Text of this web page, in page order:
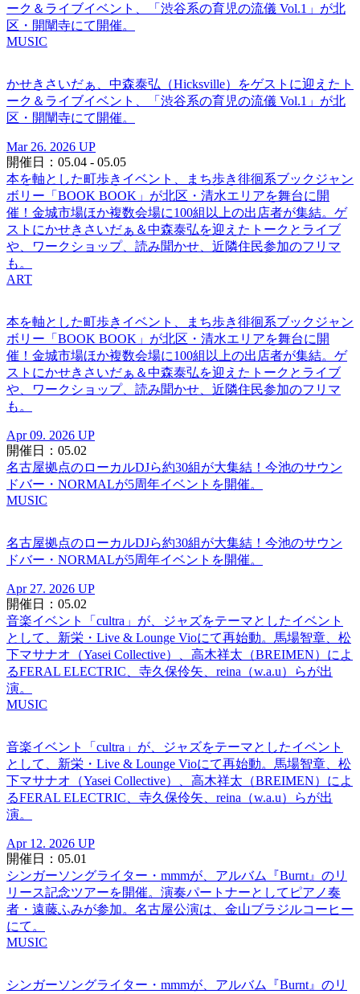
ーク＆ライブイベント、「渋谷系の育児の流儀 Vol.1」が北
区・開闡寺にて開催。
MUSIC
かせきさいだぁ、中森泰弘（Hicksville）をゲストに迎えたト
ーク＆ライブイベント、「渋谷系の育児の流儀 Vol.1」が北
区・開闡寺にて開催。
Mar 26. 2026 UP
開催日：05.04 - 05.05
本を軸とした町歩きイベント、まち歩き徘徊系ブックジャン
ボリー「BOOK BOOK」が北区・清水エリアを舞台に開
催！金城市場ほか複数会場に100組以上の出店者が集結。ゲ
ストにかせきさいだぁ＆中森泰弘を迎えたトークとライブ
や、ワークショップ、読み聞かせ、近隣住民参加のフリマ
も。
ART
本を軸とした町歩きイベント、まち歩き徘徊系ブックジャン
ボリー「BOOK BOOK」が北区・清水エリアを舞台に開
催！金城市場ほか複数会場に100組以上の出店者が集結。ゲ
ストにかせきさいだぁ＆中森泰弘を迎えたトークとライブ
や、ワークショップ、読み聞かせ、近隣住民参加のフリマ
も。
Apr 09. 2026 UP
開催日：05.02
名古屋拠点のローカルDJら約30組が大集結！今池のサウン
ドバー・NORMALが5周年イベントを開催。
MUSIC
名古屋拠点のローカルDJら約30組が大集結！今池のサウン
ドバー・NORMALが5周年イベントを開催。
Apr 27. 2026 UP
開催日：05.02
音楽イベント「cultra」が、ジャズをテーマとしたイベント
として、新栄・Live & Lounge Vioにて再始動。馬場智章、松
下マサナオ（Yasei Collective）、高木祥太（BREIMEN）によ
るFERAL ELECTRIC、寺久保伶矢、reina（w.a.u）らが出
演。
MUSIC
音楽イベント「cultra」が、ジャズをテーマとしたイベント
として、新栄・Live & Lounge Vioにて再始動。馬場智章、松
下マサナオ（Yasei Collective）、高木祥太（BREIMEN）によ
るFERAL ELECTRIC、寺久保伶矢、reina（w.a.u）らが出
演。
Apr 12. 2026 UP
開催日：05.01
シンガーソングライター・mmmが、アルバム『Burnt』のリ
リース記念ツアーを開催。演奏パートナーとしてピアノ奏
者・遠藤ふみが参加。名古屋公演は、金山ブラジルコーヒー
にて。
MUSIC
シンガーソングライター・mmmが、アルバム『Burnt』のリ